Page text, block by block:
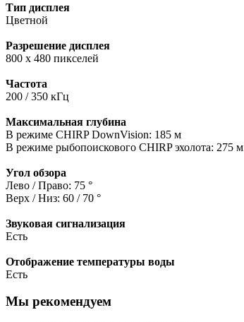
Тип дисплея
Цветной
Разрешение дисплея
800 x 480 пикселей
Частота
200 / 350 кГц
Максимальная глубина
В режиме CHIRP DownVision: 185 м
В режиме рыбопоискового CHIRP эхолота: 275 м
Угол обзора
Лево / Право: 75 °
Верх / Низ: 60 / 70 °
Звуковая сигнализация
Есть
Отображение температуры воды
Есть
Мы рекомендуем